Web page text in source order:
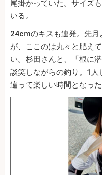
尾掛かっていた。サイズ
いる。
24cmのキスも連発。先月
が、ここのは丸々と肥え
い。杉田さんと、「根に
談笑しながらの釣り。1人
違って楽しい時間となった